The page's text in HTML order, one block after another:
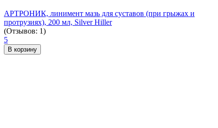
АРТРОНИК, линимент мазь для суставов (при грыжах и
протрузиях), 200 мл, Silver Hiller
(Отзывов: 1)
5
В корзину